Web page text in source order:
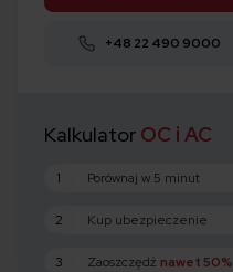
+48 22 490 9000
Kalkulator OC i AC
1 Porównaj w 5 minut
2 Kup ubezpieczenie
3 Zaoszczędź nawet 50%